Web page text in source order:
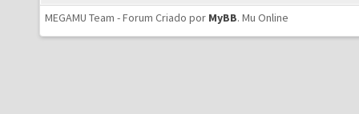
MEGAMU Team - Forum Criado por MyBB. Mu Online